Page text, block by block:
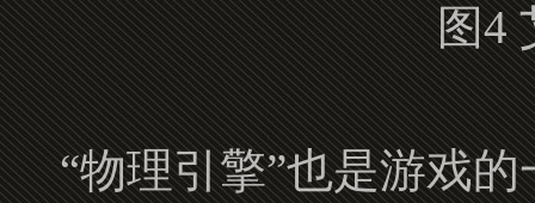
图4
“物理引擎”也是游戏